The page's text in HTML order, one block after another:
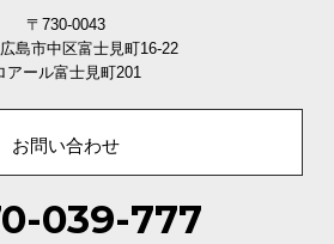
り加工
〒730-0043
島市中区富士見町16-22
アール富士見町201
お問い合わせ
039-777